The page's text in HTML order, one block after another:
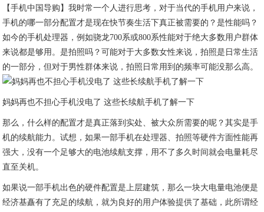
【手机中国导购】我时常一个人进行思考，对于当代的手机用户来说，
手机的哪一部分配置才是现在快节奏生活下真正被需要的？是性能吗？
如今的手机处理器，例如骁龙700系或800系性能对于绝大多数用户群体
来说都是够用。是拍照吗？可能对于大多数女性来说，拍照是日常生活
的一部分，但对于男性群体来说，拍照日常用到的频率可能没那么高。
妈妈再也不担心手机没电了 这些长续航手机了解一下
那么，什么样的配置才是真正落到实处、被大众所需要的呢？其实是手
机的续航能力。试想，如果一部手机在处理器、拍照等硬件方面性能再
强大，没有一个足够大的电池续航支撑，用不了多久时间就会电量耗尽
直至关机。
如果说一部手机出色的硬件配置是上层建筑，那么一块大电量电池便是
经济基矗有了充足的续航，就为良好的用户体验提供了基础，此所谓经